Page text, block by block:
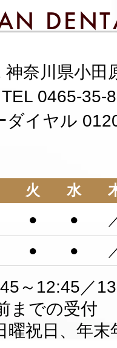
奈川県小田
TEL 0465-35-
ダイヤル
火 水
● ●
● ●
～12:45／
までの受付
曜祝日、年